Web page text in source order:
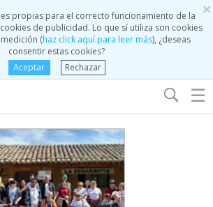
×
propias para el correcto funcionamiento de la
de publicidad. Lo que sí utiliza son cookies
(haz click aquí para leer más), ¿deseas
consentir estas cookies?
Aceptar
Rechazar
☰